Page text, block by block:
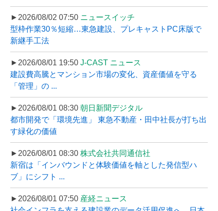
►2026/08/02 07:50 ニュースイッチ
型枠作業30％短縮…東急建設、プレキャストPC床版で
新継手工法
►2026/08/01 19:50 J-CAST ニュース
建設費高騰とマンション市場の変化、資産価値を守る
「管理」の ...
►2026/08/01 08:30 朝日新聞デジタル
都市開発で「環境先進」 東急不動産・田中社長が打ち出
す緑化の価値
►2026/08/01 08:30 株式会社共同通信社
新宿は「インバウンドと体験価値を軸とした発信型ハ
ブ」にシフト ...
►2026/08/01 07:50 産経ニュース